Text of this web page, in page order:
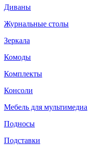
Диваны
Журнальные столы
Зеркала
Комоды
Комплекты
Консоли
Мебель для мультимедиа
Подносы
Подставки